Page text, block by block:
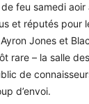
feu samedi
et réputés pour
Jones et
rare – la salle
de
d’envoi.